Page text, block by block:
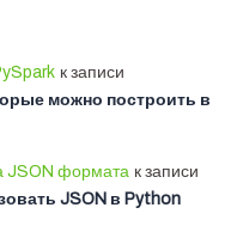
к записи
можно построить в
JSON формата к записи
JSON в Python